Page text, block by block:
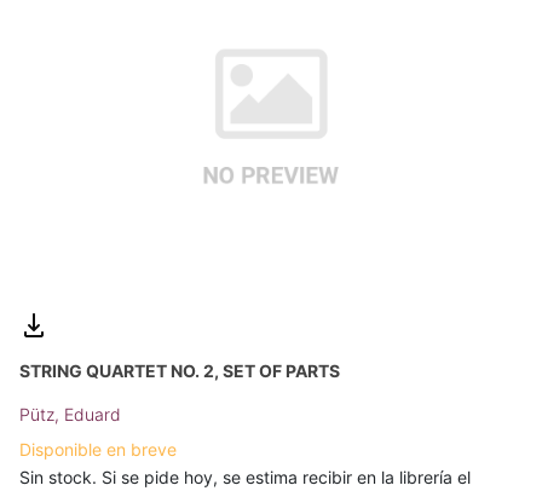
STRING QUARTET NO. 2, SET OF PARTS
Pütz, Eduard
Disponible en breve
Sin stock. Si se pide hoy, se estima recibir en la librería el